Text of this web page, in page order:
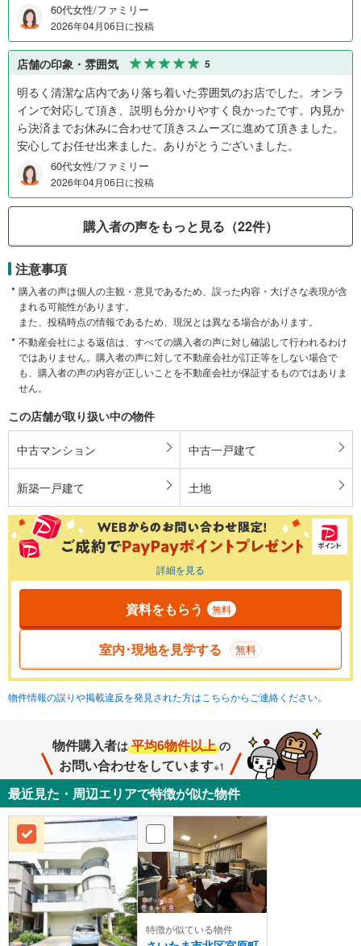
60代女性/ファミリー
2026年04月06日に投稿
店舗の印象・雰囲気 5
明るく清潔な店内であり落ち着いた雰囲気のお店でした。オンラ
インで対応して頂き、説明も分かりやすく良かったです。内見か
ら決済までお休みに合わせて頂きスムーズに進めて頂きました。
安心してお任せ出来ました。ありがとうございました。
60代女性/ファミリー
2026年04月06日に投稿
購入者の声をもっと見る（22件）
注意事項
購入者の声は個人の主観・意見であるため、誤った内容・大げさな表現が含
まれる可能性があります。
また、投稿時点の情報であるため、現況とは異なる場合があります。
不動産会社による返信は、すべての購入者の声に対し確認して行われるわけ
ではありません。購入者の声に対して不動産会社が訂正等をしない場合で
も、購入者の声の内容が正しいことを不動産会社が保証するものではありま
せん。
この店舗が取り扱い中の物件
中古マンション 中古一戸建て
新築一戸建て 土地
詳細を見る
資料をもらう 無料
室内･現地を見学する 無料
物件情報の誤りや掲載違反を発見された方はこちらからご連絡ください。
物件購入者は 平均6物件以上 の
お問い合わせをしています※1
最近見た・周辺エリアで特徴が似た物件
特徴が似ている物件